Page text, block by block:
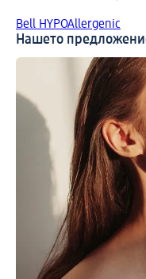
Bell HYPOAllergenic
Нашето